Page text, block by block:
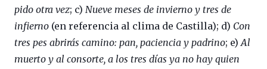
pido otra vez; c) Nueve meses de invierno y tres de
infierno (en referencia al clima de Castilla); d) Con
tres pes abrirás camino: pan, paciencia y padrino; e)Al
muerto y al consorte, a los tres días ya no hay quien